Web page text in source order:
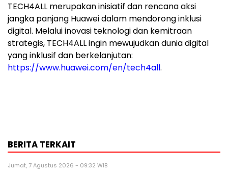
TECH4ALL merupakan inisiatif dan rencana aksi
jangka panjang Huawei dalam mendorong inklusi
digital. Melalui inovasi teknologi dan kemitraan
strategis, TECH4ALL ingin mewujudkan dunia digital
yang inklusif dan berkelanjutan:
https://www.huawei.com/en/tech4all.
BERITA TERKAIT
Jumat, 7 Agustus 2026 - 09:32 WIB